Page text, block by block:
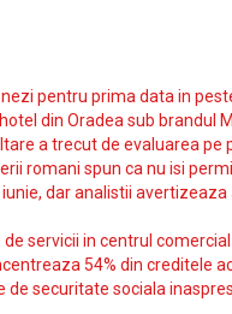
pentru prima data in
din Oradea sub brandul
a trecut de evaluarea pe
romani spun ca nu isi
iunie, dar analistii
de servicii in centrul
54% din creditele
de securitate sociala